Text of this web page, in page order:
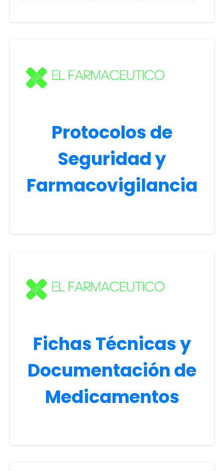
Protocolos de
Seguridad y
Farmacovigilancia
Fichas Técnicas y
Documentación de
Medicamentos